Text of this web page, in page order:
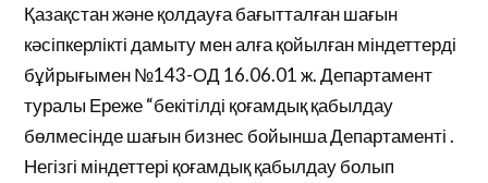
Қазақстан және қолдауға бағытталған шағын
кәсіпкерлікті дамыту мен алға қойылған міндеттерді
бұйрығымен №143-ОД 16.06.01 ж. Департамент
туралы Ереже “бекітілді қоғамдық қабылдау
бөлмесінде шағын бизнес бойынша Департаменті .
Негізгі міндеттері қоғамдық қабылдау болып